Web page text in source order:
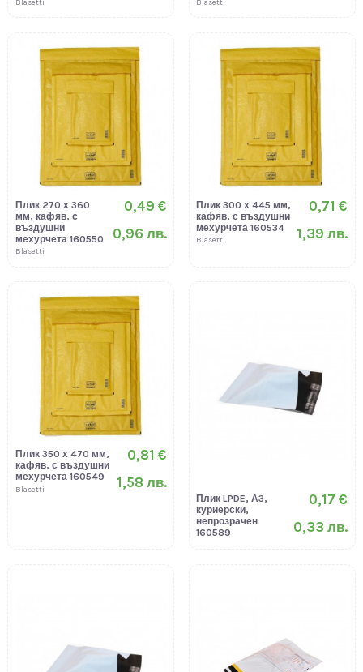
Blasetti Blasetti
Плик 270 х 360
мм, кафяв, с
въздушни
мехурчета 160550
Blasetti
0,49 €
0,96 лв.
Плик 300 х 445 мм,
кафяв, с въздушни
мехурчета 160534
Blasetti
0,71 €
1,39 лв.
Плик 350 х 470 мм,
кафяв, с въздушни
мехурчета 160549
Blasetti
0,81 €
1,58 лв.
Плик LPDE, А3,
куриерски,
непрозрачен
160589
0,17 €
0,33 лв.